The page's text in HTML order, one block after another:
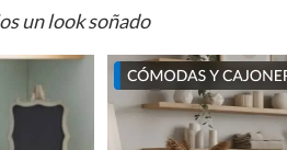
un look soñado